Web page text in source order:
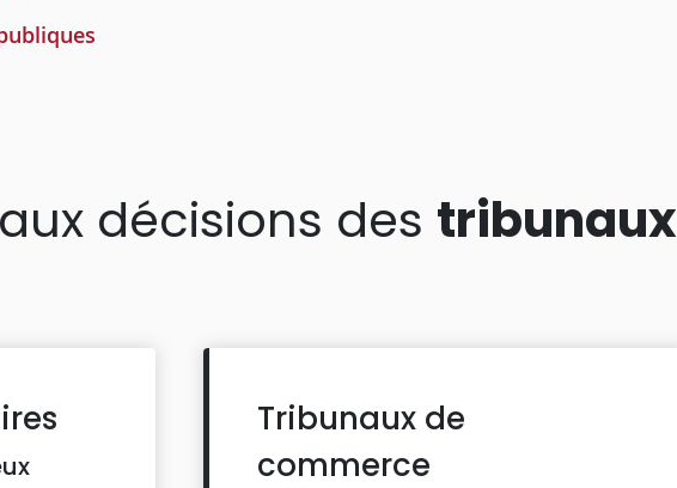
décisions des tribunaux
Tribunaux de
commerce